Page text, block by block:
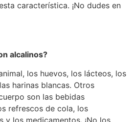
característica. ¡No dudes en
alcalinos?
los huevos, los lácteos, los
harinas blancas. Otros
son las bebidas
refrescos de cola, los
y los medicamentos. ¡No los